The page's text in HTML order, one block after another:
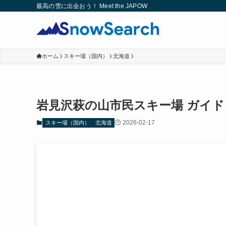
最高の雪に出会おう！ Meet the JAPOW
ホーム スキー場（国内） 北海道
岩見沢萩の山市民スキー場 ガイド
スキー場（国内） 北海道 2026-02-17